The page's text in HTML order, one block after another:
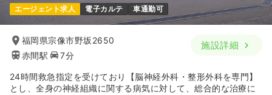
エージェント求人 電子カルテ 車通勤可
福岡県宗像市野坂2650
赤間駅
7分
施設詳細
24時間救急指定を受けており【脳神経外科・整形外科を専門】
とし、全身の神経組織に関する病気に対して、総合的な治療に